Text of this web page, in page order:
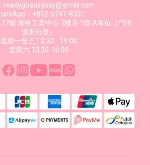
readygoeasybuy@gmail.com
：+852-5741-8331
號 海裕工業中心 7樓 B-1室 A單位（門市
僅限自取）
星期一至五 12:30 - 19:00
星期六 12:30-16:00